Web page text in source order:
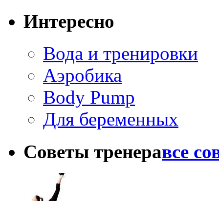
Интересно
Вода и тренировки
Аэробика
Body Pump
Для беременных
Советы тренеравсе